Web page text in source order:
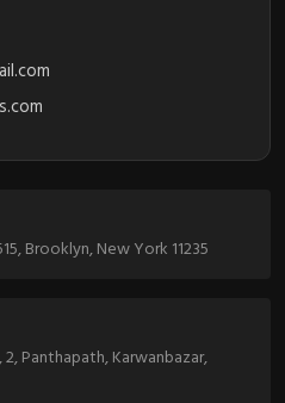
Brooklyn, New York 11235
Panthapath, Karwanbazar,